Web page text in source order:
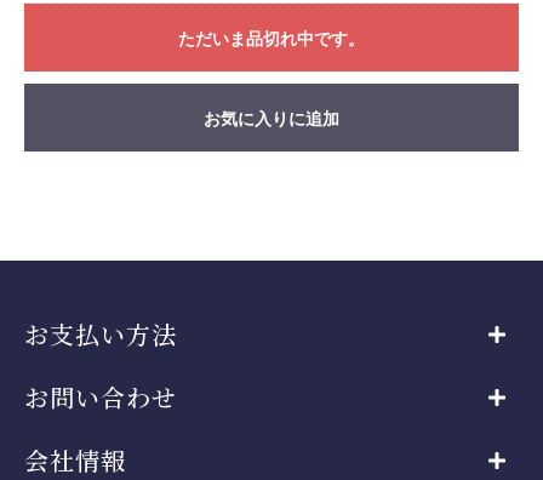
ただいま品切れ中です。
お気に入りに追加
お支払い方法
お問い合わせ
会社情報